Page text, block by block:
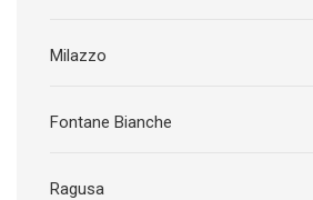
Milazzo
Fontane Bianche
Ragusa